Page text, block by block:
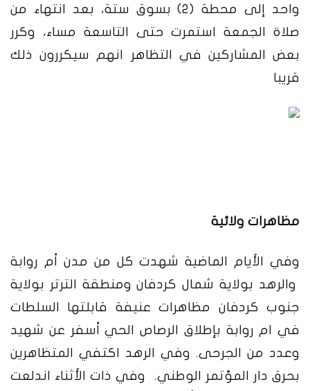
واحد إلى
محطة (2) بسوق ستة، بعد انتهاء من
صلاة الجمعة استمرت حتى التاسعة مساء، وكرر
بعض المشاركين في التظاهر انهم سيكررون ذلك
قريبا
مظاهرات ولائية
وفي الأيام الماضية شهدت كل من مدن أم روابة
والرهد بولاية شمال كردفان ومنطقة الترتر بولاية
جنوب كردفان مظاهرات عنيفة قابلتها السلطات
في ام روابة بإطلاق الرصاص الحي أسفر عن شهيد
وعدد من الجرحى. وفي الرهد اكتفي المتظاهرين
بحرق دار المؤتمر الوطني. وفي ذات الأثناء اندلعت